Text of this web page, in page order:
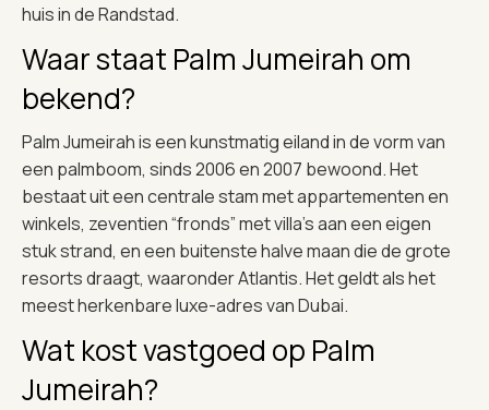
huis in de Randstad.
Waar staat Palm Jumeirah om
bekend?
Palm Jumeirah is een kunstmatig eiland in de vorm van
een palmboom, sinds 2006 en 2007 bewoond. Het
bestaat uit een centrale stam met appartementen en
winkels, zeventien “fronds” met villa’s aan een eigen
stuk strand, en een buitenste halve maan die de grote
resorts draagt, waaronder Atlantis. Het geldt als het
meest herkenbare luxe-adres van Dubai.
Wat kost vastgoed op Palm
Jumeirah?